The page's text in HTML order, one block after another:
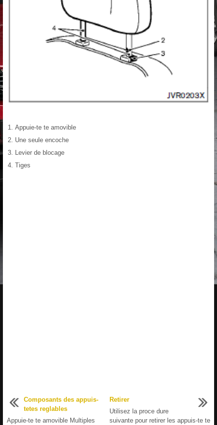
Appuie-te te amovible
Une seule encoche
Levier de blocage
Tiges
Composants des appuis-
tetes reglables
Appuie-te te amovible Multiples
Retirer
Utilisez la proce dure
suivante pour retirer les appuis-te te